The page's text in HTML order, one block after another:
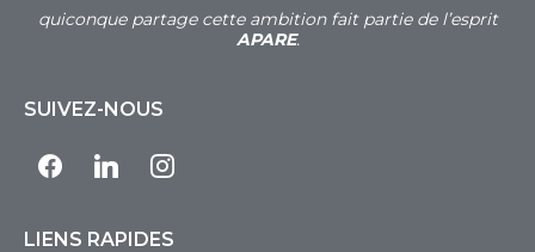
quiconque partage cette ambition fait partie de l’esprit
APARE.
SUIVEZ-NOUS
facebooklinkedin instagram
LIENS RAPIDES